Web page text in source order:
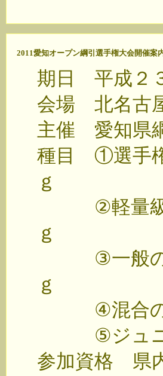
2011愛知オープン綱引選手権大会開催案
期日 平成２
会場 北名古
主催 愛知県
種目 ①選手
ｇ
②軽量級
ｇ
③一般の
ｇ
④混合の
⑤ジュニ
参加資格 県